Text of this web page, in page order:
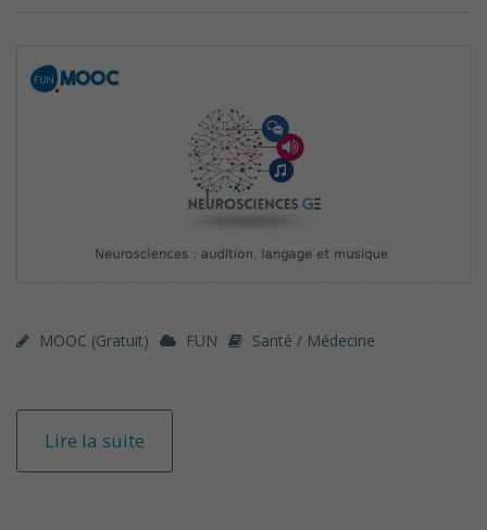
MOOC (gratuit) FUN Santé / Médecine
Lire la suite